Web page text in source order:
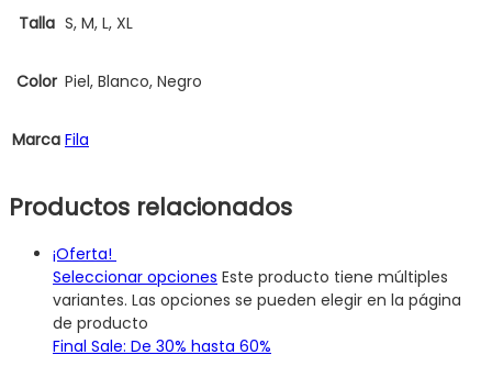
Talla S, M, L, XL
Color Piel, Blanco, Negro
Marca Fila
Productos relacionados
¡Oferta!
Seleccionar opciones Este producto tiene múltiples
variantes. Las opciones se pueden elegir en la página
de producto
Final Sale: De 30% hasta 60%